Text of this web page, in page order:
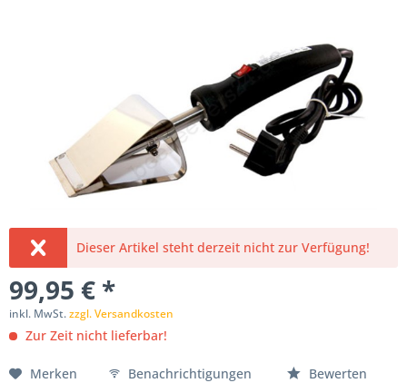
Dieser Artikel steht derzeit nicht zur Verfügung!
99,95 € *
inkl. MwSt.zzgl. Versandkosten
Zur Zeit nicht lieferbar!
Merken Benachrichtigungen Bewerten